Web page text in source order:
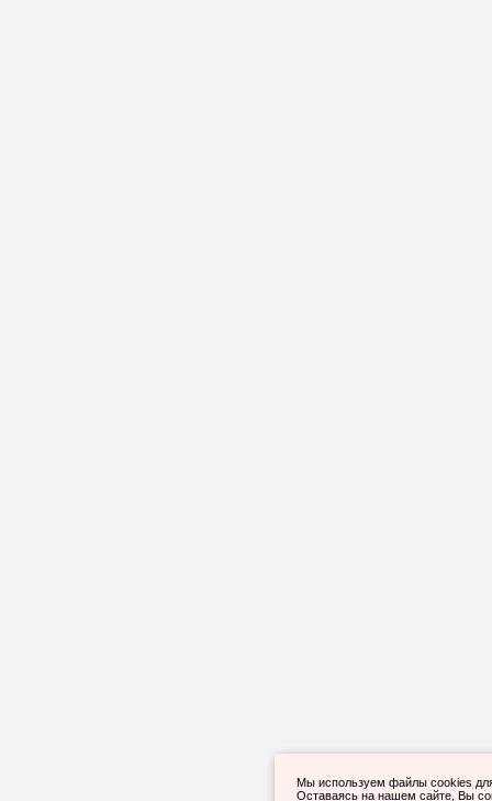
Мы используем файлы cookies
Оставаясь на нашем сайте, Вы